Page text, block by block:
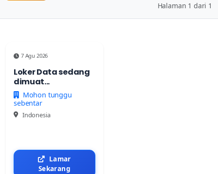
Halaman 1 dari 1
7 Agu 2026
Loker Data sedang
dimuat...
Mohon tunggu
sebentar
Indonesia
Lamar
Sekarang